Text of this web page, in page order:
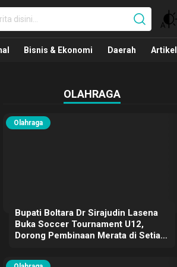
Bisnis & Ekonomi Daerah Artikel
OLAHRAGA
Olahraga
Bupati Boltara Dr Sirajudin Lasena
Buka Soccer Tournament U12,
Dorong Pembinaan Merata di Setiap